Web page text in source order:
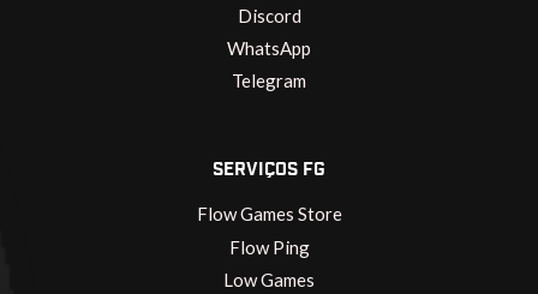
Discord
WhatsApp
Telegram
SERVIÇOS FG
Flow Games Store
Flow Ping
Low Games